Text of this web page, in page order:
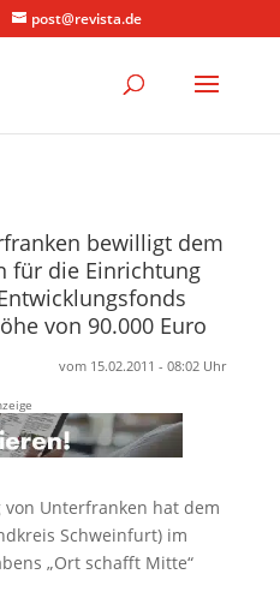
post@revista.de
bewilligt dem
für die Einrichtung
von 90.000 Euro
vom 15.02.2011 - 08:02 Uhr
von Unterfranken hat dem
Schweinfurt) im
„Ort schafft Mitte“